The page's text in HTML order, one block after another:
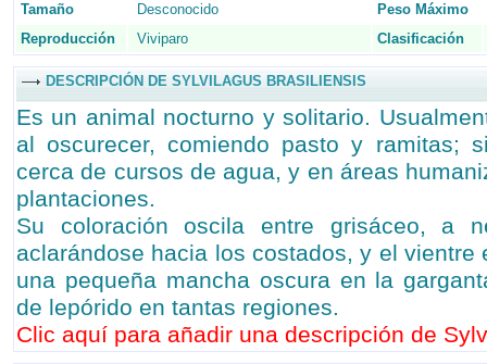
Tamaño
Desconocido Peso Máximo
Reproducción
Viviparo Clasificación
DESCRIPCIÓN DE SYLVILAGUS BRASILIENSIS
Es un animal nocturno y solitario.
al oscurecer, comiendo pasto y ramitas;
cerca de cursos de agua, y en áreas
plantaciones.
Su coloración oscila entre grisáceo, a
aclarándose hacia los costados, y el vientre
una pequeña mancha oscura en la
de lepórido en tantas regiones.
Clic aquí para añadir una descripción de